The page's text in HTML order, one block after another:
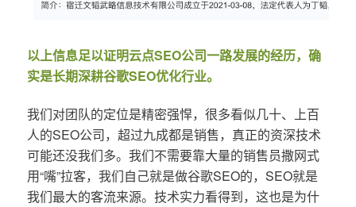
以上信息足以证明云点SEO公司一路发展的经历，确
实是长期深耕谷歌SEO优化行业。
我们对团队的定位是精密强悍，很多看似几十、上百
人的SEO公司，超过九成都是销售，真正的资深技术
可能还没我们多。我们不需要靠大量的销售员撒网式
用“嘴”拉客，我们自己就是做谷歌SEO的，SEO就是
我们最大的客流来源。技术实力看得到，这也是为什